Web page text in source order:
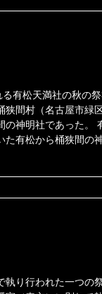
有松天満社の秋の
狭間村（名古屋市緑
の神明社であった。
有松から桶狭間の
執り行われた一つの